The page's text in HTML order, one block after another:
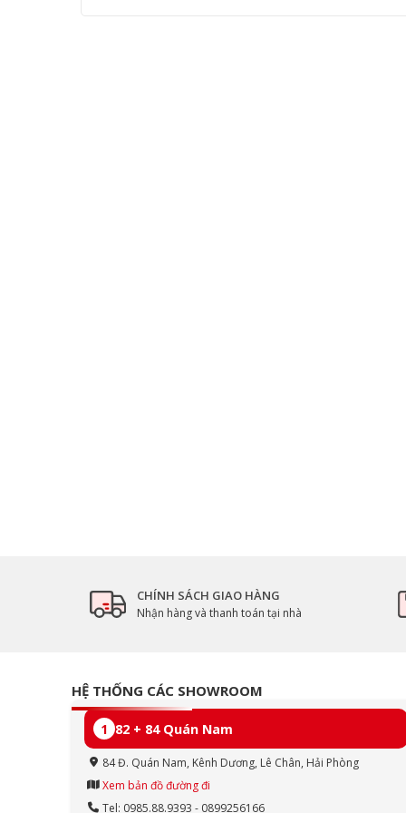
CHÍNH SÁCH GIAO HÀNG
Nhận hàng và thanh toán tại nhà
HỆ THỐNG CÁC SHOWROOM
1 82 + 84 Quán Nam
84 Đ. Quán Nam, Kênh Dương, Lê Chân, Hải Phòng
Xem bản đồ đường đi
Tel: 0985.88.9393 - 0899256166